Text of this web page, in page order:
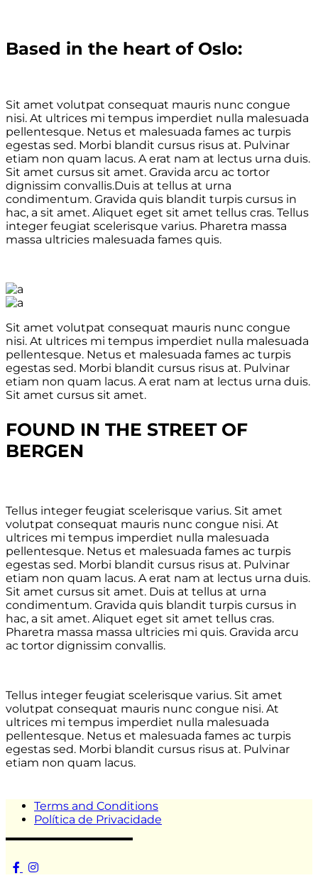
Based in the heart of Oslo:
Sit amet volutpat consequat mauris nunc congue
nisi. At ultrices mi tempus imperdiet nulla malesuada
pellentesque. Netus et malesuada fames ac turpis
egestas sed. Morbi blandit cursus risus at. Pulvinar
etiam non quam lacus. A erat nam at lectus urna duis.
Sit amet cursus sit amet. Gravida arcu ac tortor
dignissim convallis.Duis at tellus at urna
condimentum. Gravida quis blandit turpis cursus in
hac, a sit amet. Aliquet eget sit amet tellus cras. Tellus
integer feugiat scelerisque varius. Pharetra massa
massa ultricies malesuada fames quis.
Sit amet volutpat consequat mauris nunc congue
nisi. At ultrices mi tempus imperdiet nulla malesuada
pellentesque. Netus et malesuada fames ac turpis
egestas sed. Morbi blandit cursus risus at. Pulvinar
etiam non quam lacus. A erat nam at lectus urna duis.
Sit amet cursus sit amet.
FOUND IN THE STREET OF
BERGEN
Tellus integer feugiat scelerisque varius. Sit amet
volutpat consequat mauris nunc congue nisi. At
ultrices mi tempus imperdiet nulla malesuada
pellentesque. Netus et malesuada fames ac turpis
egestas sed. Morbi blandit cursus risus at. Pulvinar
etiam non quam lacus. A erat nam at lectus urna duis.
Sit amet cursus sit amet. Duis at tellus at urna
condimentum. Gravida quis blandit turpis cursus in
hac, a sit amet. Aliquet eget sit amet tellus cras.
Pharetra massa massa ultricies mi quis. Gravida arcu
ac tortor dignissim convallis.
Tellus integer feugiat scelerisque varius. Sit amet
volutpat consequat mauris nunc congue nisi. At
ultrices mi tempus imperdiet nulla malesuada
pellentesque. Netus et malesuada fames ac turpis
egestas sed. Morbi blandit cursus risus at. Pulvinar
etiam non quam lacus.
Terms and Conditions
Política de Privacidade